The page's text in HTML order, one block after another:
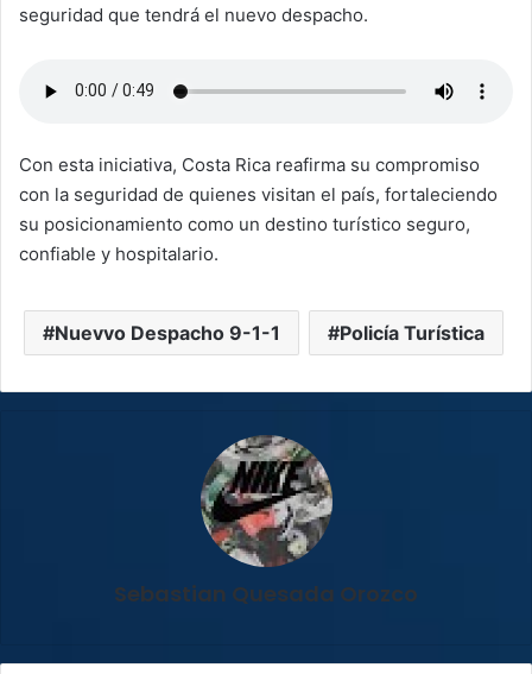
seguridad que tendrá el nuevo despacho.
Con esta iniciativa, Costa Rica reafirma su compromiso
con la seguridad de quienes visitan el país, fortaleciendo
su posicionamiento como un destino turístico seguro,
confiable y hospitalario.
Nuevvo Despacho 9-1-1 Policía Turística
Sebastian Quesada Orozco